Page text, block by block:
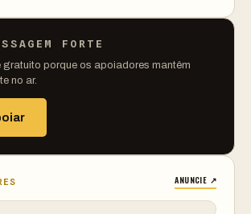
FORTE
gratuito porque os apoiadores mantêm
no ar.
ANUNCIE ↗